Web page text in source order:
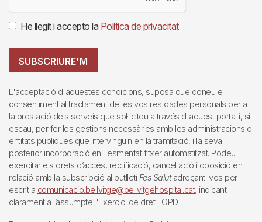
He llegit i accepto la Política de privacitat
SUBSCRIURE'M
L'acceptació d'aquestes condicions, suposa que doneu el
consentiment al tractament de les vostres dades personals per a
la prestació dels serveis que sol·liciteu a través d'aquest portal i, si
escau, per fer les gestions necessàries amb les administracions o
entitats públiques que intervinguin en la tramitació, i la seva
posterior incorporació en l'esmentat fitxer automatitzat. Podeu
exercitar els drets d’accés, rectificació, cancel·lació i oposició en
relació amb la subscripció al butlletí Fes Salutadreçant-vos per
escrit a comunicacio.bellvitge@bellvitgehospital.cat, indicant
clarament a l’assumpte "Exercici de dret LOPD".